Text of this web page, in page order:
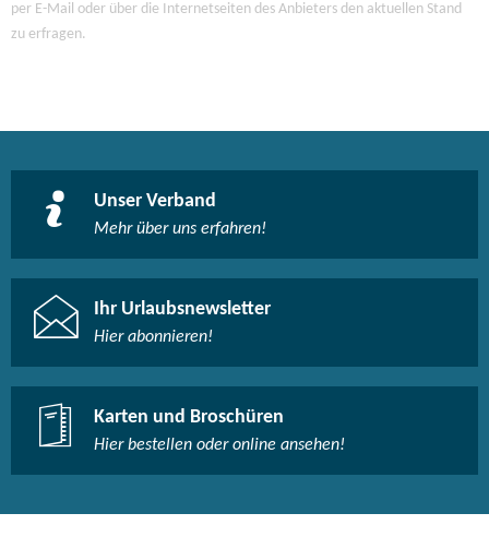
per E-Mail oder über die Internetseiten des Anbieters den aktuellen Stand
zu erfragen.
Unser Verband
Mehr über uns erfahren!
Ihr Urlaubsnewsletter
Hier abonnieren!
Karten und Broschüren
Hier bestellen oder online ansehen!